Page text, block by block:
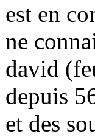
est en
ne
david
depuis
et des